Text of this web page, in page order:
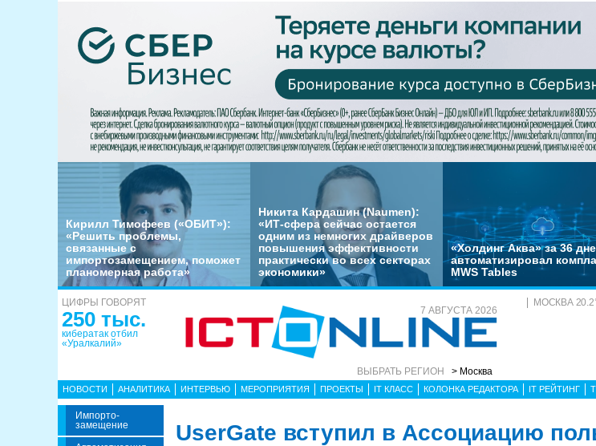
Кирилл Тимофеев («ОБИТ»):
«Решить проблемы,
связанные с
импортозамещением, поможет
планомерная работа»
Никита Кардашин (Naumen):
«ИТ-сфера сейчас остается
одним из немногих драйверов
повышения эффективности
практически во всех секторах
экономики»
«Холдинг Аква» за 36
автоматизировал
MWS Tables
ЦИФРЫ ГОВОРЯТ
250 тыс.
кибератак отбил
«Уралкалий»
7 АВГУСТА 2026
ВЫБРАТЬ РЕГИОН > Москва
МОСКВА 20.2
НОВОСТИ АНАЛИТИКА ИНТЕРВЬЮ МЕРОПРИЯТИЯ ПРОЕКТЫ IT КЛАСС КОЛОНКА РЕДАКТОРА IT РЕЙТИНГ
Импорто­
Замещение
UserGate вступил в Ассоциацию